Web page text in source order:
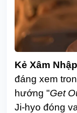
Kẻ Xâm Nhập
đáng xem
hướng "Get
Ji-hyo đóng